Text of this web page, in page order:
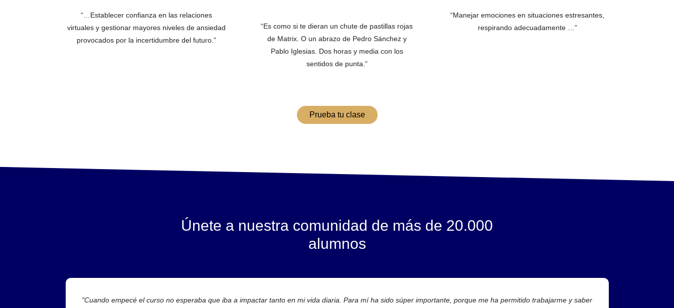
“…Establecer confianza en las relaciones
virtuales y gestionar mayores niveles de ansiedad
provocados por la incertidumbre del futuro.”
“Es como si te dieran un chute de pastillas rojas
de Matrix. O un abrazo de Pedro Sánchez y
Pablo Iglesias. Dos horas y media con los
sentidos de punta.”
“Manejar emociones en situaciones estresantes,
respirando adecuadamente …”
Prueba tu clase
Únete a nuestra comunidad de más de 20.000
alumnos
"Cuando empecé el curso no esperaba que iba a impactar tanto en mi vida diaria. Para mí ha sido súper importante, porque me ha permitido trabajarme y saber